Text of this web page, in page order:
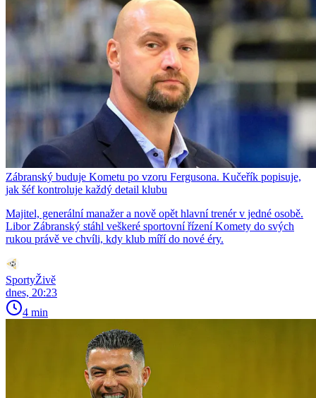
Zábranský buduje Kometu po vzoru Fergusona. Kučeřík popisuje,
jak šéf kontroluje každý detail klubu
Majitel, generální manažer a nově opět hlavní trenér v jedné osobě.
Libor Zábranský stáhl veškeré sportovní řízení Komety do svých
rukou právě ve chvíli, kdy klub míří do nové éry.
SportyŽivě
dnes, 20:23
4 min